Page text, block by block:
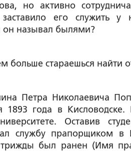
но активно
его служить
он называл былями?
больше стараешься найти
Петра Николаевича
года в
Оставив
службу прапорщиком в
был ранен (Имя